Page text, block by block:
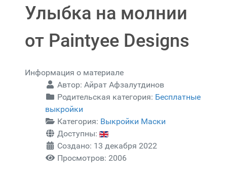
Улыбка на молнии
от Paintyee Designs
Информация о материале
Автор: Айрат Афзалутдинов
Родительская категория: Бесплатные
выкройки
Категория: Выкройки Маски
Доступны:
Создано: 13 декабря 2022
Просмотров: 2006